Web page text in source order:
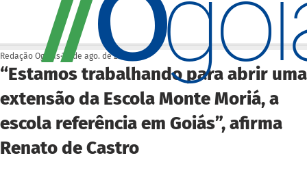
“Estamos trabalhando para abrir uma
extensão da Escola Monte Moriá, a
escola referência em Goiás”, afirma
Renato de Castro
Redação Ogoiás 28 de ago. de 2025